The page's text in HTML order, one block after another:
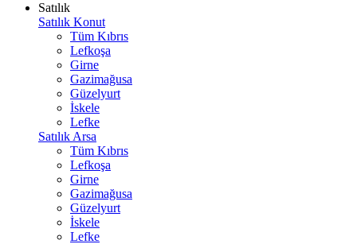
Satılık
Satılık Konut
Tüm Kıbrıs
Lefkoşa
Girne
Gazimağusa
Güzelyurt
İskele
Lefke
Satılık Arsa
Tüm Kıbrıs
Lefkoşa
Girne
Gazimağusa
Güzelyurt
İskele
Lefke